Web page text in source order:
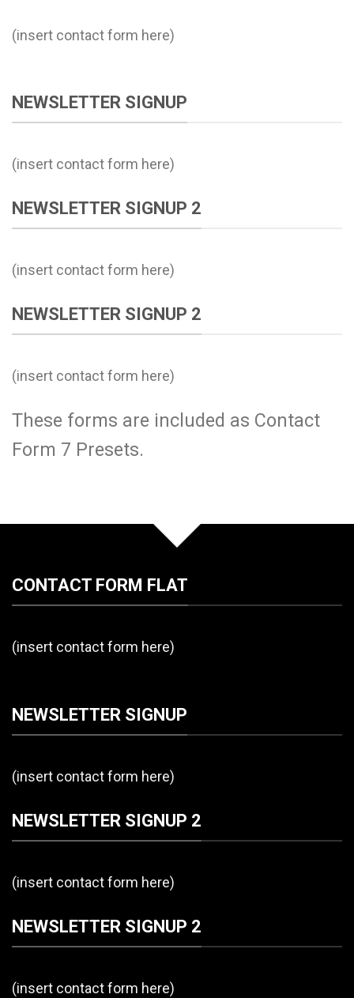
(insert contact form here)
NEWSLETTER SIGNUP
(insert contact form here)
NEWSLETTER SIGNUP 2
(insert contact form here)
NEWSLETTER SIGNUP 2
(insert contact form here)
These forms are included as Contact
Form 7 Presets.
CONTACT FORM FLAT
(insert contact form here)
NEWSLETTER SIGNUP
(insert contact form here)
NEWSLETTER SIGNUP 2
(insert contact form here)
NEWSLETTER SIGNUP 2
(insert contact form here)